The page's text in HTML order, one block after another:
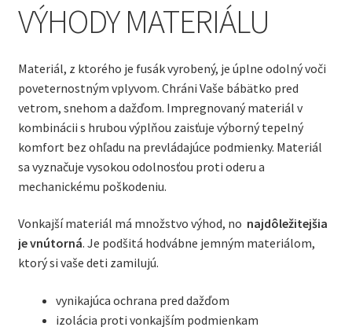
VÝHODY MATERIÁLU
Materiál, z ktorého je fusák vyrobený, je úplne odolný voči
poveternostným vplyvom. Chráni Vaše bábätko pred
vetrom, snehom a dažďom. Impregnovaný materiál v
kombinácii s hrubou výplňou zaisťuje výborný tepelný
komfort bez ohľadu na prevládajúce podmienky. Materiál
sa vyznačuje vysokou odolnosťou proti oderu a
mechanickému poškodeniu.
Vonkajší materiál má množstvo výhod, no najdôležitejšia
je vnútorná. Je podšitá hodvábne jemným materiálom,
ktorý si vaše deti zamilujú.
vynikajúca ochrana pred dažďom
izolácia proti vonkajším podmienkam